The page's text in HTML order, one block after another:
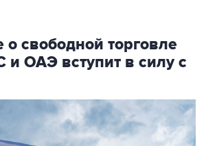
свободной торговле
ОАЭ вступит в силу с